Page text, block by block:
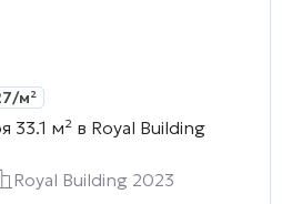
/м²
33.1 м² в Royal Building
Royal Building 2023